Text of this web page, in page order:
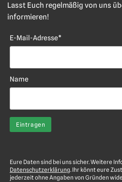
Lasst Euch regelmäßig von uns
informieren!
E-Mail-Adresse*
Name
Eure Daten sind bei uns sicher. Weitere
Datenschutzerklärung. Ihr könnt eure
jederzeit ohne Angaben von Gründen